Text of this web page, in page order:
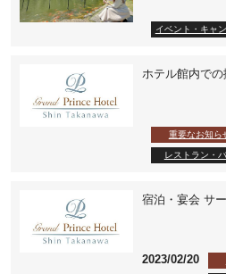
イベント・キャ
ホテル館内で
重要なお知ら
レストラン・
宿泊・宴会 サ
2023/02/20